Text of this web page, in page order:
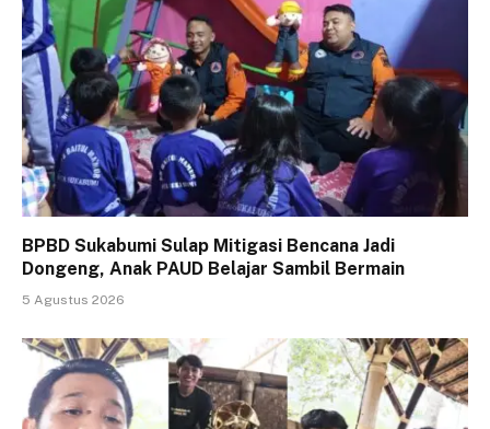
BPBD Sukabumi Sulap Mitigasi Bencana Jadi
Dongeng, Anak PAUD Belajar Sambil Bermain
5 Agustus 2026